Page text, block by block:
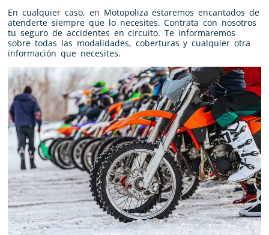
En cualquier caso, en Motopoliza estaremos encantados de
atenderte siempre que lo necesites. Contrata con nosotros
tu seguro de accidentes en circuito. Te informaremos
sobre todas las modalidades, coberturas y cualquier otra
información que necesites.